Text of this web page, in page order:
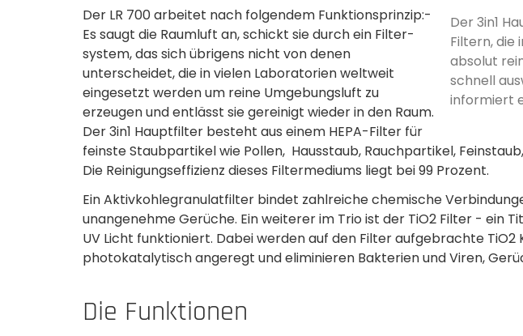
Der 3in1
Filtern, die
absolut
schnell
informiert
Der LR 700 arbeitet nach folgendem Funktionsprinzip:­
Es saugt die Raumluft an, schickt sie durch ein Filter­
system, das sich übrigens nicht von denen
unterscheidet,­ die in vielen Laboratorien weltweit
eingesetzt werden um reine­ Umgebungsluft zu
erzeugen und entlässt sie gereinigt­ wieder in den Raum.
Der 3in1 Hauptfilter besteht aus einem HEPA-Filter für
feinste Staubpartikel wie Pollen, Hausstaub, Rauchpartikel,
Die Reinigungseffizienz dieses­ Filtermediums liegt bei 99 Prozent.
Ein Aktivkohlegranulatfilter­ bindet zahlreiche chemische­
unangenehme Gerüche. Ein weiterer im Trio ist der TiO2 Filter - ein
UV Licht funktioniert. Dabei werden auf den Filter aufgebrachte TiO2
photokatalytisch angeregt und eliminieren Bakterien­ und Viren,
Die Funktionen